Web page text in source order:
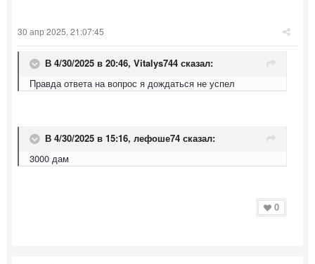
30 апр 2025, 21:07:45
В 4/30/2025 в 20:46, Vitalys744 сказал:
Правда ответа на вопрос я дождаться не успел
В 4/30/2025 в 15:16, лефоше74 сказал:
3000 дам
0